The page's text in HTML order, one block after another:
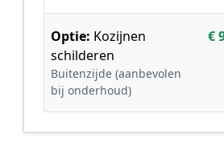
Optie: Kozijnen
schilderen
Buitenzijde (aanbevolen
bij onderhoud)
€